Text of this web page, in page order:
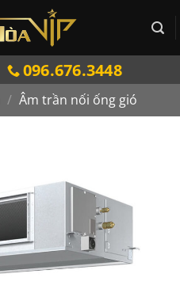
096.676.3448
/ Âm trần nối ống gió